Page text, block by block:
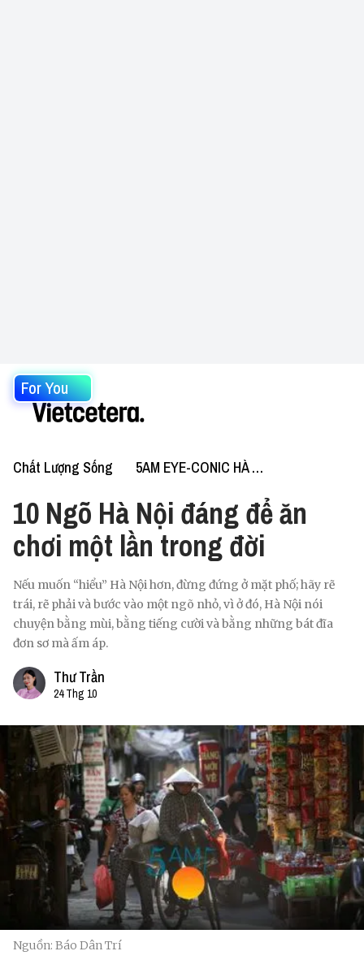
For You
Chất Lượng Sống 5AM EYE-CONIC HÀ NỘI
10 Ngõ Hà Nội đáng để ăn
chơi một lần trong đời
Nếu muốn “hiểu” Hà Nội hơn, đừng đứng ở mặt phố; hãy rẽ
trái, rẽ phải và bước vào một ngõ nhỏ, vì ở đó, Hà Nội nói
chuyện bằng mùi, bằng tiếng cười và bằng những bát đĩa
đơn sơ mà ấm áp.
Thư Trần
24 Thg 10
Nguồn: Báo Dân Trí